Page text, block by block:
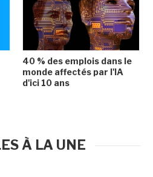
40 % des emplois dans le
monde affectés par l'IA
d'ici 10 ans
À LA UNE